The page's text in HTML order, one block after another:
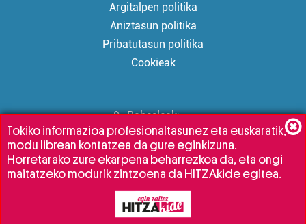
Argitalpen politika
Aniztasun politika
Pribatutasun politika
Cookieak
Babesleak:
Tokiko informazioa profesionaltasunez eta euskaratik,
modu librean kontatzea da gure eginkizuna.
Horretarako zure ekarpena beharrezkoa da, eta ongi
maitatzeko modurik zintzoena da HITZAkide egitea.